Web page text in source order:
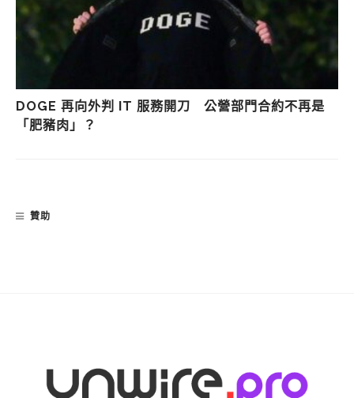
DOGE 再向外判 IT 服務開刀 公營部門合約不再是
「肥豬肉」？
贊助